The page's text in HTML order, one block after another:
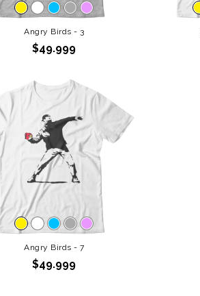
Angry Birds - 3
$49.999
Angry Birds - 7
$49.999